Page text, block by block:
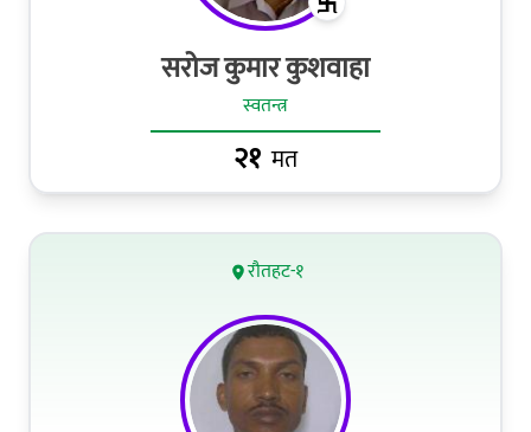
सरोज कुमार कुशवाहा
स्वतन्त्र
२१ मत
रौतहट-१